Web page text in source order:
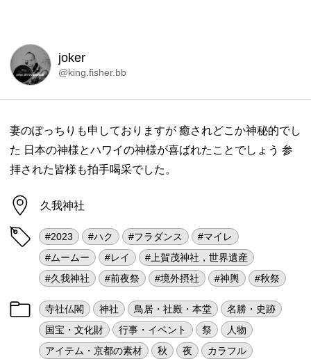
joker
@king.fisher.bb
妻のぽっちりも申しておりますが 癒されどこか神秘的でし
た 日本の神様とハワイの神様が喜ばれたことでしょう 参
拝された皆様も拍手喝采でした。
久我神社
#2023 #ハク #フラダンス
#マイレ
#ムームー
#レイ
#上賀茂神社，世界遺産
#久我神社
#前夜祭 #境外摂社 #神輿 #秋祭
寺社仏閣 神社 鳥居・社殿・本堂
名勝・史跡
国宝・文化財
行事・イベント 祭
人物
アイテム・京都の素材
秋 夜 カラフル